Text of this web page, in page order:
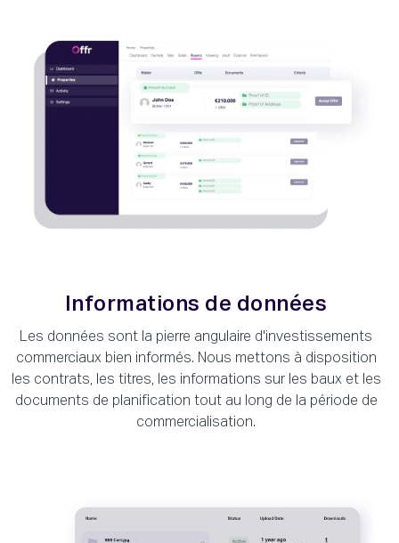
Informations de données
Les données sont la pierre angulaire d'investissements
commerciaux bien informés. Nous mettons à disposition
les contrats, les titres, les informations sur les baux et les
documents de planification tout au long de la période de
commercialisation.